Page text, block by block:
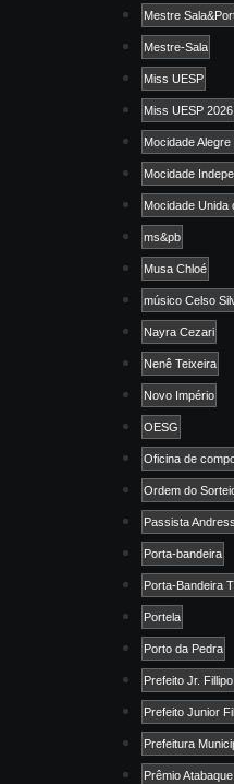
Mestre
Mestre-Sala
Miss UESP
Miss UESP 2026
Mocidade
Mocidade
Mocidade Unida
ms&pb
Musa Chloé
músico Celso
Nayra Cezari
Nenê Teixeira
Novo Império
OESG
Oficina de
Ordem do
Passista
Porta-bandeira
Porta-Bandeira
Portela
Porto da Pedra
Prefeito Jr. Fillipo
Prefeito Junior
Prefeitura
Prêmio